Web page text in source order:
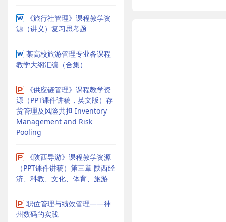
《旅行社管理》课程教学资
源（讲义）复习思考题
某高校旅游管理专业各课程
教学大纲汇编（合集）
《供应链管理》课程教学资
源（PPT课件讲稿，英文版）存
货管理及风险共担 Inventory
Management and Risk
Pooling
《陕西导游》课程教学资源
（PPT课件讲稿）第三章 陕西经
济、科教、文化、体育、旅游
职位管理与绩效管理——神
州数码的实践